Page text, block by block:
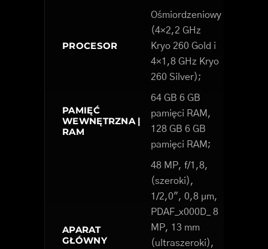
PROCESOR
Ośmiordzeniowy
(4×2,2 GHz
Kryo 260 Gold i
4×1,8 GHz Kryo
260 Silver);
PAMIĘĆ
WEWNĘTRZNA |
RAM
64 GB 6 GB
pamięci RAM,
128 GB 6 GB
pamięci RAM;
APARAT
GŁÓWNY
48 MP, f/1,8,
(szeroki),
1/2,0", 0,8 µm,
PDAF_x000D_ 8
MP, 13 mm
(ultraszeroki),